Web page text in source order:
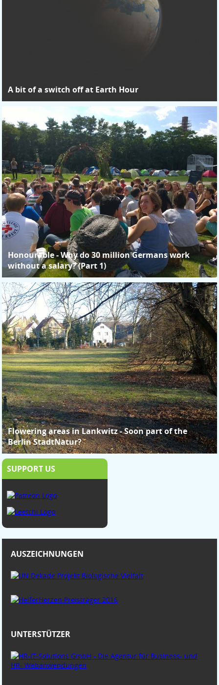
A bit of a switch off at Earth Hour
Honourable - Why do 30 million Germans work
without a salary? (Part 1)
Flowering areas in Lankwitz - Soon part of the
Berlin StadtNatur?
SUPPORT US
AUSZEICHNUNGEN
UNTERSTÜTZER